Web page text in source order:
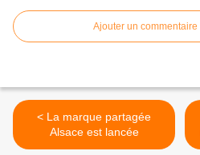
Ajouter un commentaire
< La marque partagée
Alsace est lancée